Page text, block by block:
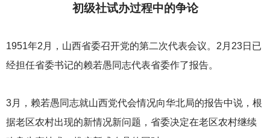
初级社试办过程中的争论
1951年2月，山西省委召开党的第二次代表会议。2月23日已
经担任省委书记的赖若愚同志代表省委作了报告。
3月，赖若愚同志就山西党代会情况向华北局的报告中说，根
据老区农村出现的新情况新问题，省委决定在老区农村继续